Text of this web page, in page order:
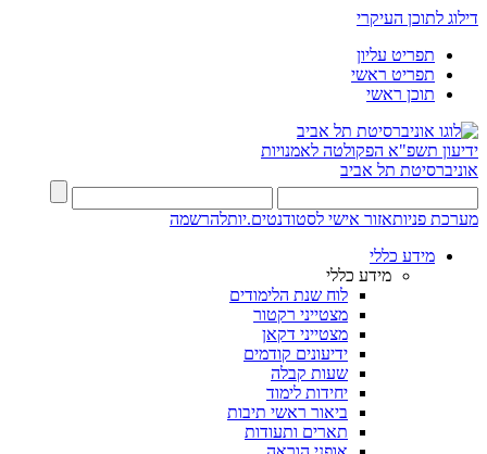
דילוג לתוכן העיקרי
תפריט עליון
תפריט ראשי
תוכן ראשי
ידיעון תשפ"א הפקולטה לאמנויות
אוניברסיטת תל אביב
מערכת פניותאזור אישי לסטודנטים.יותלהרשמה
מידע כללי
מידע כללי
לוח שנת הלימודים
מצטייני רקטור
מצטייני דקאן
ידיעונים קודמים
שעות קבלה
יחידות לימוד
ביאור ראשי תיבות
תארים ותעודות